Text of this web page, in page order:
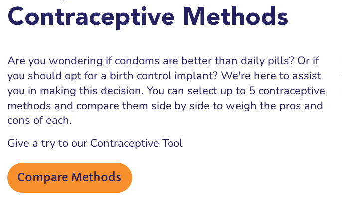
Contraceptive Methods
Are you wondering if condoms are better than daily pills? Or if
you should opt for a birth control implant? We're here to assist
you in making this decision. You can select up to 5 contraceptive
methods and compare them side by side to weigh the pros and
cons of each.
Give a try to our Contraceptive Tool
Compare Methods